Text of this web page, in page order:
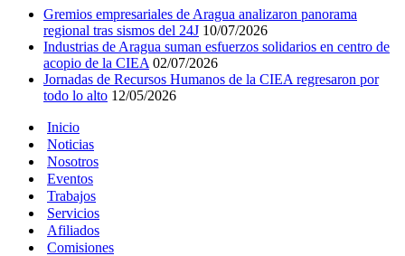
Gremios empresariales de Aragua analizaron panorama
regional tras sismos del 24J 10/07/2026
Industrias de Aragua suman esfuerzos solidarios en centro de
acopio de la CIEA 02/07/2026
Jornadas de Recursos Humanos de la CIEA regresaron por
todo lo alto 12/05/2026
Inicio
Noticias
Nosotros
Eventos
Trabajos
Servicios
Afiliados
Comisiones